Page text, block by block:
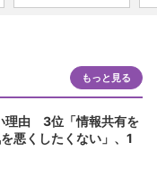
もっと見る
理由 3位「情報共有を
悪くしたくない」、1